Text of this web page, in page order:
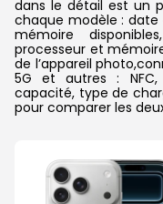
dans le détail est un
chaque modèle : date
mémoire
processeur et
de l’appareil
5G et autres :
capacité, type de
pour comparer les